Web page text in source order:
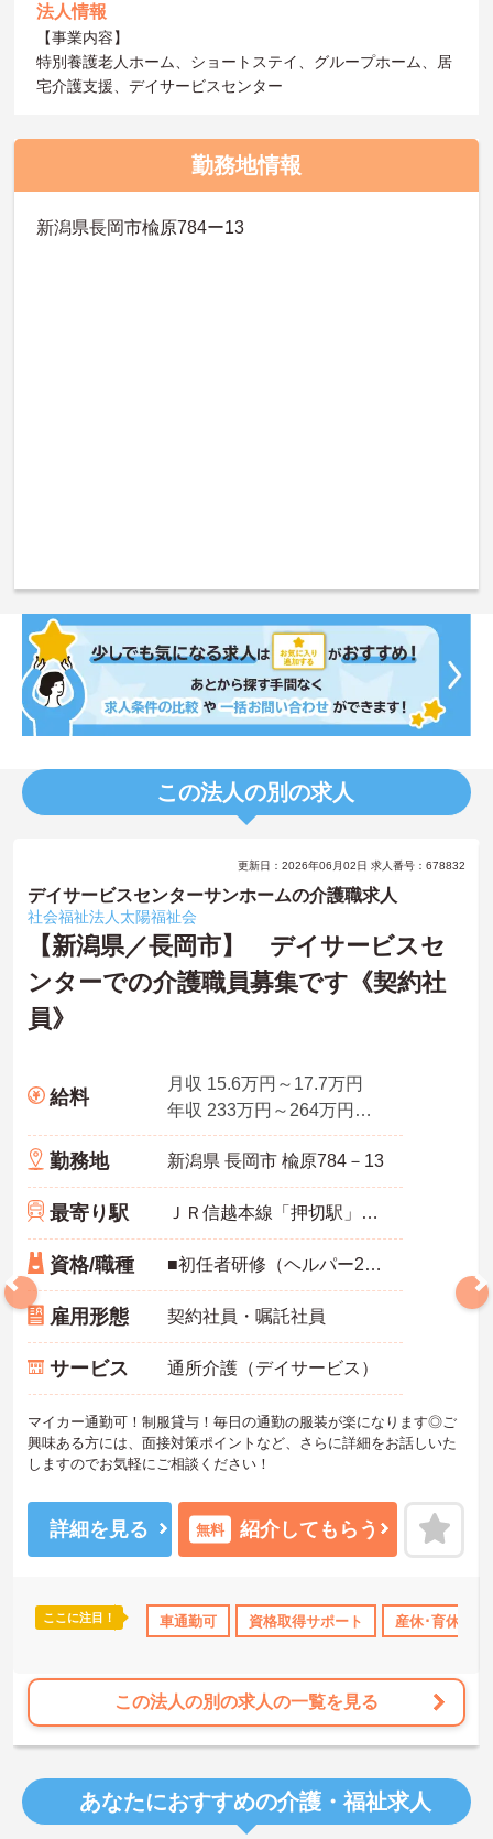
法人情報
【事業内容】
特別養護老人ホーム、ショートステイ、グループホーム、居
宅介護支援、デイサービスセンター
勤務地情報
新潟県長岡市楡原784ー13
この法人の別の求人
年間休日110日以上 資格取得サポート 産休･育休･介護休暇取得実
更新日：2026年06月02日 求人番号：678832
デイサービスセンターサンホームの介護職求人
社会福祉法人太陽福祉会
【新潟県／長岡市】 デイサービスセ
ンターでの介護職員募集です《契約社
員》
給料
月収 15.6万円～17.7万円
年収 233万円～264万円賞与3.0ヶ月分場合
勤務地 新潟県 長岡市 楡原784－13
最寄り駅 ＪＲ信越本線「押切駅」バス・車18分
資格/職種 ■初任者研修（ヘルパー2級）、実務者研修（ヘルパー1級）、介護福祉士のいずれか※無資格未経験も相談可 ■普通自動車運転免許
雇用形態 契約社員・嘱託社員
サービス 通所介護（デイサービス）
マイカー通勤可！制服貸与！毎日の通勤の服装が楽になります◎ご
興味ある方には、面接対策ポイントなど、さらに詳細をお話しいた
しますのでお気軽にご相談ください！
詳細を見る 無料 紹介してもらう
ここに注目！ 車通勤可 資格取得サポート 産休･育休･介
この法人の別の求人の一覧を見る
あなたにおすすめの介護・福祉求人